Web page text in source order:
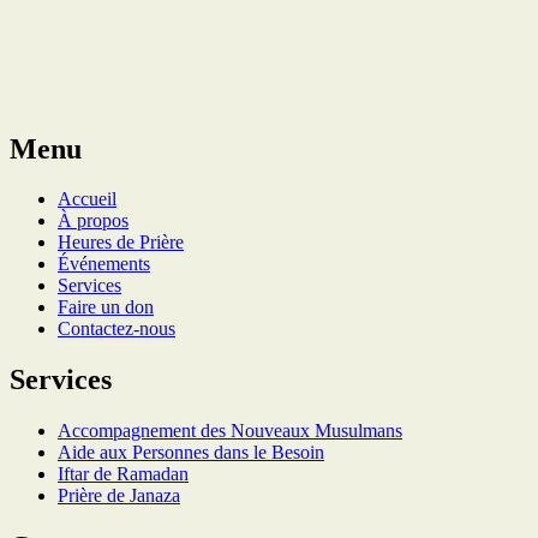
Menu
Accueil
À propos
Heures de Prière
Événements
Services
Faire un don
Contactez-nous
Services
Accompagnement des Nouveaux Musulmans
Aide aux Personnes dans le Besoin
Iftar de Ramadan
Prière de Janaza